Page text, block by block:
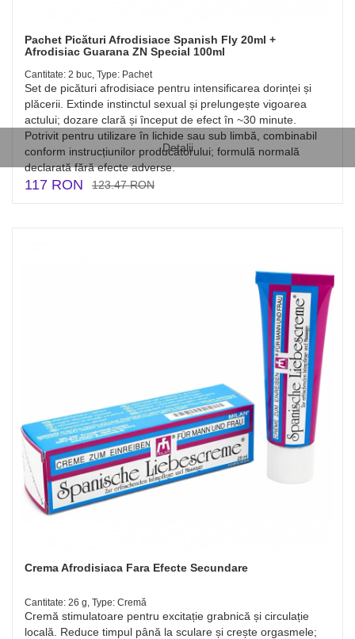
Detalii
Pachet Picături Afrodisiace Spanish Fly 20ml +
Afrodisiac Guarana ZN Special 100ml
Cantitate: 2 buc, Type: Pachet
Set de picături afrodisiace pentru intensificarea dorinței și
plăcerii. Extinde instinctul sexual și prelungește vigoarea
actului; dozare clară și început de efect în ~30 minute.
Potrivit pentru utilizare în lichide sau sub limbă, combinabil
conform instrucțiunilor producătorului; formulă normală
declarată fără efecte adverse.
117 RON 123.47 RON
Crema Afrodisiaca Fara Efecte Secundare
Cantitate: 26 g, Type: Cremă
Cremă stimulatoare pentru excitație grabnică și circulație
locală. Reduce timpul până la sculare și crește orgasmele;